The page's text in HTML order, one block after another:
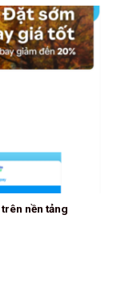
nền tảng